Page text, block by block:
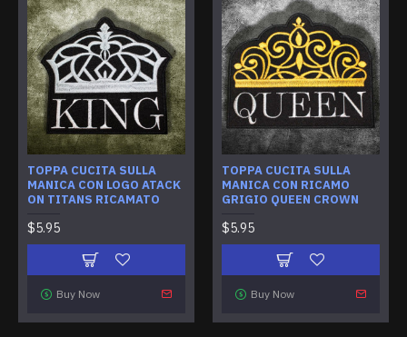
TOPPA CUCITA SULLA
MANICA CON LOGO ATACK
ON TITANS RICAMATO
$5.95
Buy Now
TOPPA CUCITA SULLA
MANICA CON RICAMO
GRIGIO QUEEN CROWN
$5.95
Buy Now